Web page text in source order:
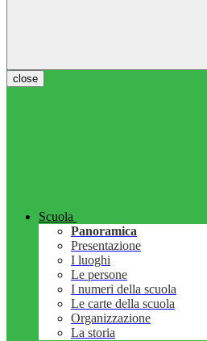
close
Scuola
Panoramica
Presentazione
I luoghi
Le persone
I numeri della scuola
Le carte della scuola
Organizzazione
La storia